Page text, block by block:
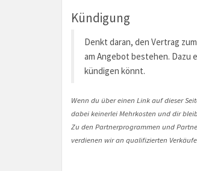
Kündigung
Denkt daran, den Vertrag
am Angebot bestehen. Dazu
kündigen könnt.
Wenn du über einen Link auf dieser
dabei keinerlei Mehrkosten und dir
Zu den Partnerprogrammen und
verdienen wir an qualifizierten